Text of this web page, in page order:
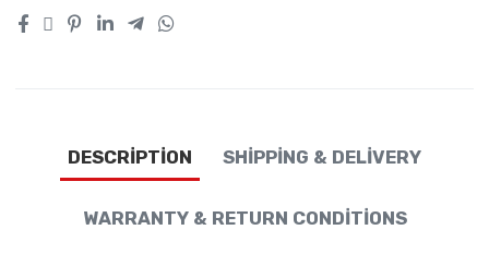
DESCRIPTION SHIPPING & DELIVERY
WARRANTY & RETURN CONDITIONS